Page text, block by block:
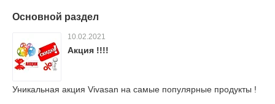
Основной раздел
10.02.2021
Акция !!!!
Уникальная акция Vivasan на самые популярные продукты !